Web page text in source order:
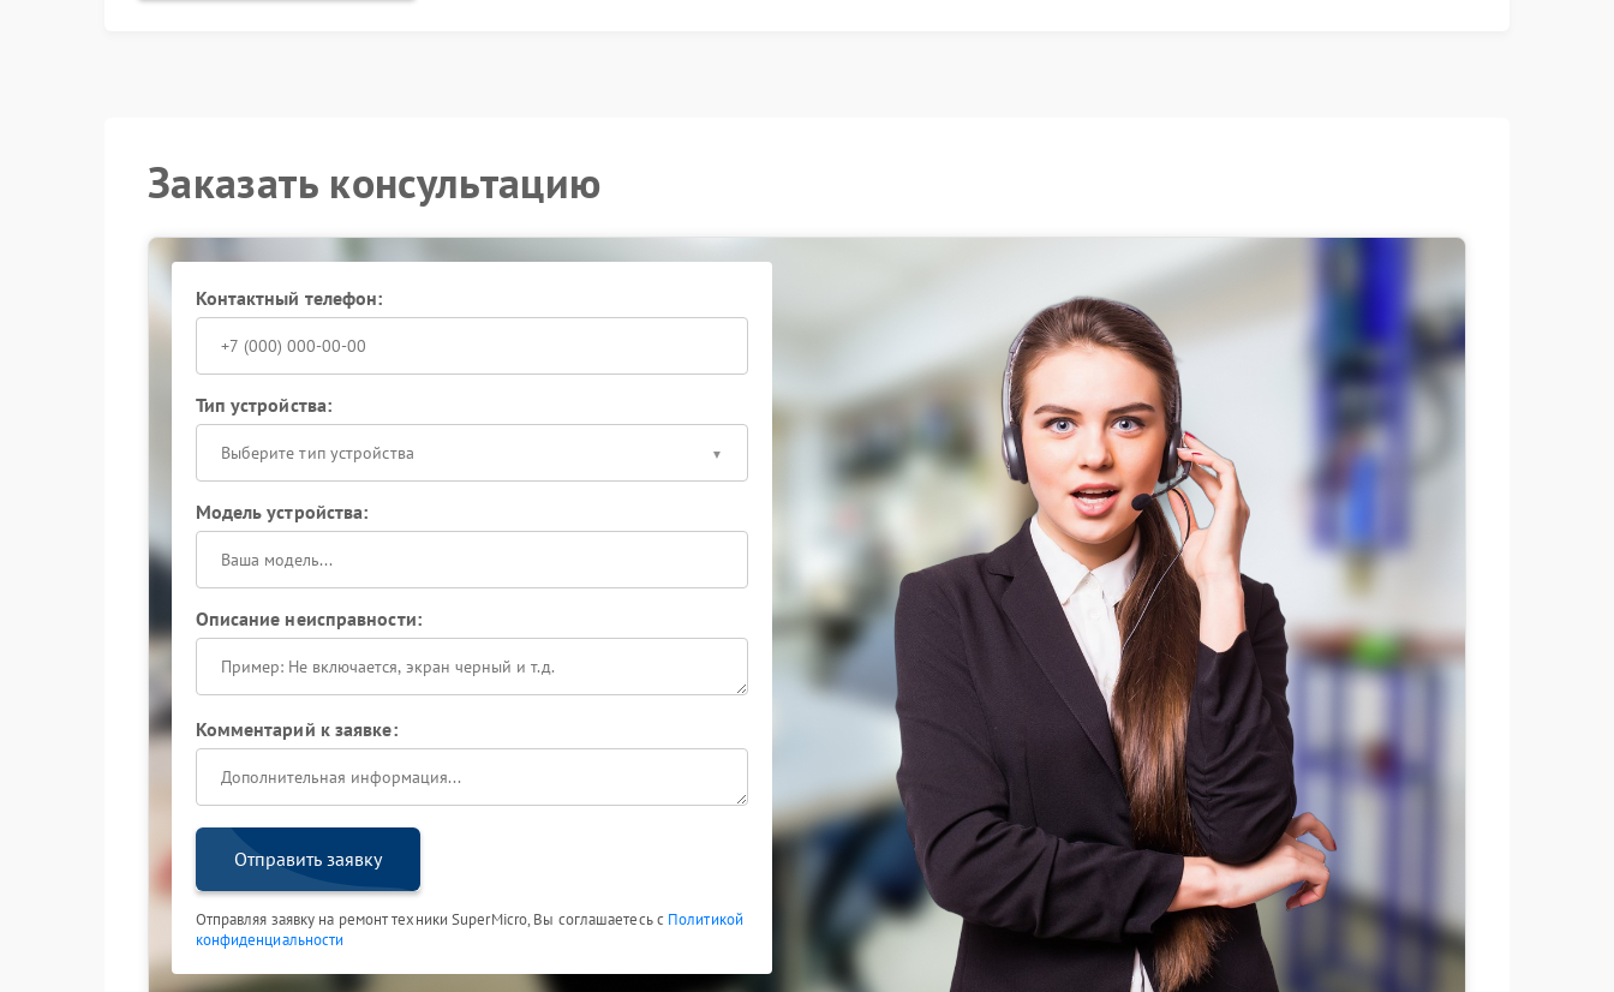
Заказать консультацию
Контактный телефон:
Тип устройства:
Выберите тип устройства
Модель устройства:
Описание неисправности:
Комментарий к заявке:
Отправить заявку
Отправляя заявку на ремонт техники SuperMicro, Вы соглашаетесь с Политикой
конфиденциальности